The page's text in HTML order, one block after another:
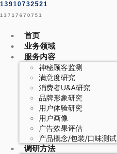
13910732521
13717670751
首页
业务领域
服务内容
神秘顾客监测
满意度研究
消费者U&A研究
品牌形象研究
用户体验研究
用户画像
广告效果评估
产品概念/包装/口味测试
调研方法